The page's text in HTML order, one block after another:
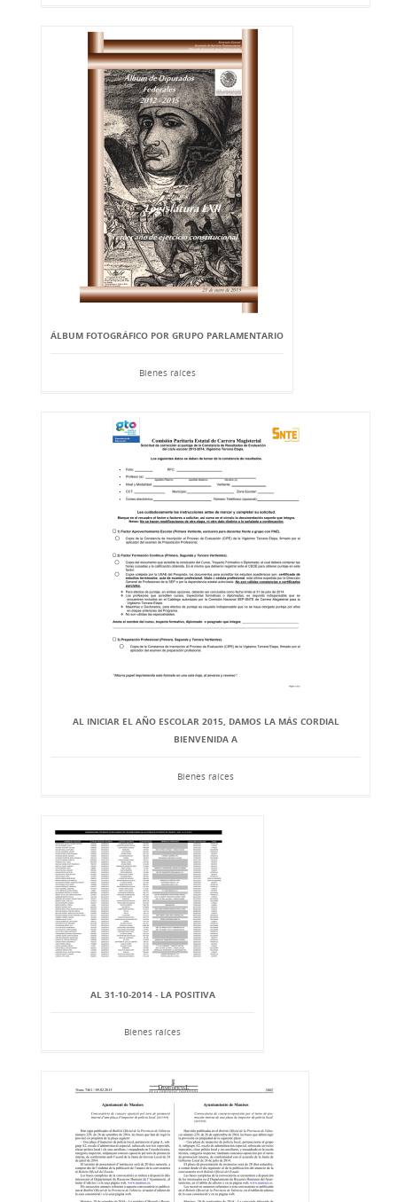
ÁLBUM FOTOGRÁFICO POR GRUPO PARLAMENTARIO
Bienes raíces
AL INICIAR EL AÑO ESCOLAR 2015, DAMOS LA MÁS CORDIAL
BIENVENIDA A
Bienes raíces
AL 31-10-2014 - LA POSITIVA
Bienes raíces